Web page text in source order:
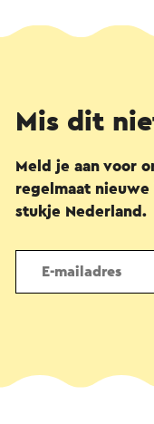
Mis dit
Meld je aan voor
regelmaat
stukje Nederland.